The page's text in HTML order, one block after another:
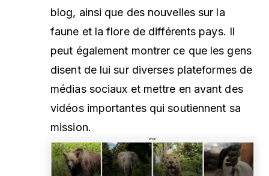
blog, ainsi que des nouvelles sur la
faune et la flore de différents pays. Il
peut également montrer ce que les gens
disent de lui sur diverses plateformes de
médias sociaux et mettre en avant des
vidéos importantes qui soutiennent sa
mission.